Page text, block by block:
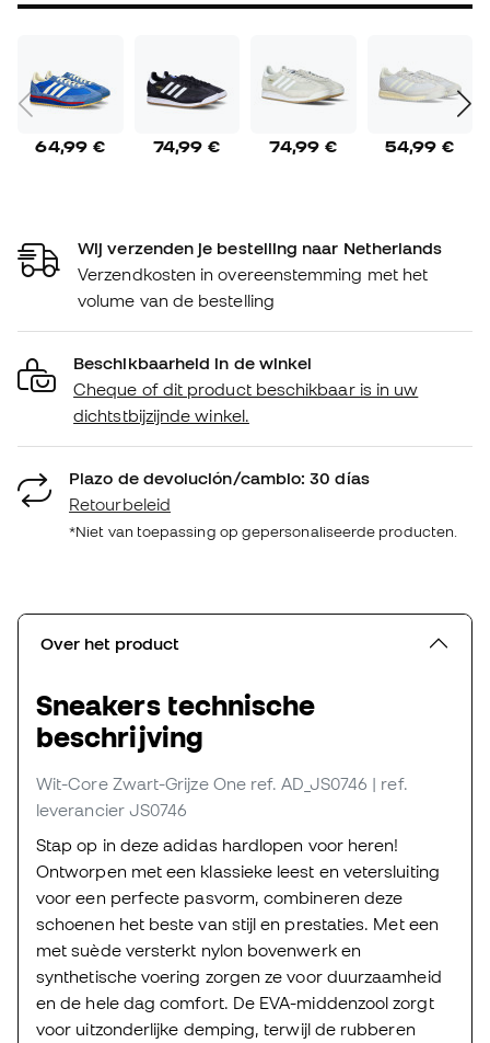
64,99 € 74,99 € 74,99 € 54,99 €
Wij verzenden je bestelling naar Netherlands
Verzendkosten in overeenstemming met het
volume van de bestelling
Beschikbaarheid in de winkel
Cheque of dit product beschikbaar is in uw
dichtstbijzijnde winkel.
Plazo de devolución/cambio: 30 días
Retourbeleid
*Niet van toepassing op gepersonaliseerde producten.
Over het product
Sneakers technische
beschrijving
Wit-Core Zwart-Grijze One ref. AD_JS0746 | ref.
leverancier JS0746
Stap op in deze adidas hardlopen voor heren!
Ontworpen met een klassieke leest en vetersluiting
voor een perfecte pasvorm, combineren deze
schoenen het beste van stijl en prestaties. Met een
met suède versterkt nylon bovenwerk en
synthetische voering zorgen ze voor duurzaamheid
en de hele dag comfort. De EVA-middenzool zorgt
voor uitzonderlijke demping, terwijl de rubberen